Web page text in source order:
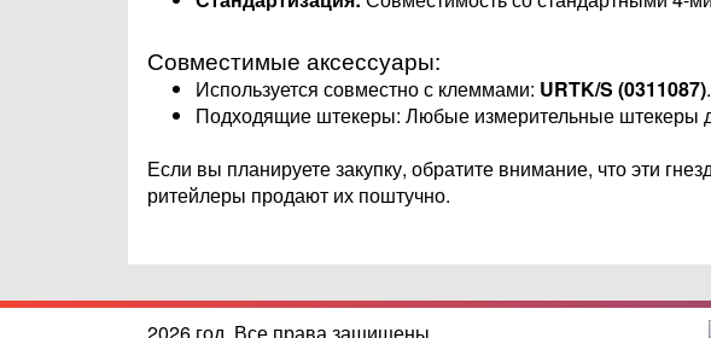
Совместимые аксессуары:
Используется совместно с клеммами: URTK/S (0311087).
Подходящие штекеры: Любые измерительные штекеры
Если вы планируете закупку, обратите внимание, что эти
ритейлеры продают их поштучно.